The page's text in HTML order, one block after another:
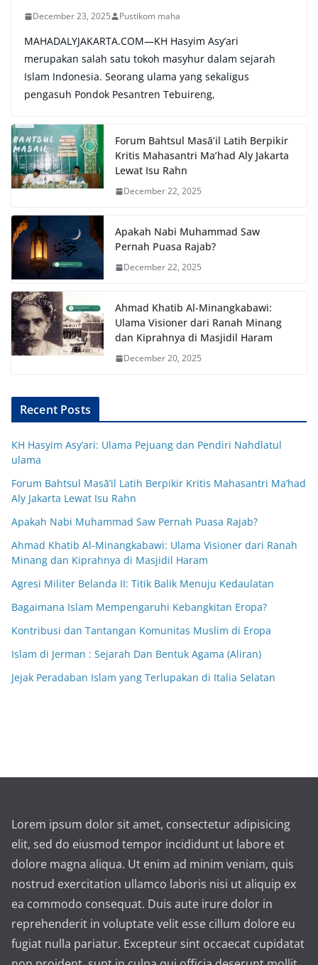
December 23, 2025 Pustikom maha
MAHADALYJAKARTA.COM—KH Hasyim Asy’ari
merupakan salah satu tokoh masyhur dalam sejarah
Islam Indonesia. Seorang ulama yang sekaligus
pengasuh Pondok Pesantren Tebuireng,
Forum Bahtsul Masā’il Latih Berpikir
Kritis Mahasantri Ma’had Aly Jakarta
Lewat Isu Rahn
December 22, 2025
Apakah Nabi Muhammad Saw
Pernah Puasa Rajab?
December 22, 2025
Ahmad Khatib Al-Minangkabawi:
Ulama Visioner dari Ranah Minang
dan Kiprahnya di Masjidil Haram
December 20, 2025
Recent Posts
KH Hasyim Asy’ari: Ulama Pejuang dan Pendiri Nahdlatul
ulama
Forum Bahtsul Masā’il Latih Berpikir Kritis Mahasantri Ma’had
Aly Jakarta Lewat Isu Rahn
Apakah Nabi Muhammad Saw Pernah Puasa Rajab?
Ahmad Khatib Al-Minangkabawi: Ulama Visioner dari Ranah
Minang dan Kiprahnya di Masjidil Haram
Agresi Militer Belanda II: Titik Balik Menuju Kedaulatan
Bagaimana Islam Mempengaruhi Kebangkitan Eropa?
Kontribusi dan Tantangan Komunitas Muslim di Eropa
Islam di Jerman : Sejarah Dan Bentuk Agama (Aliran)
Jejak Peradaban Islam yang Terlupakan di Italia Selatan
Lorem ipsum dolor sit amet, consectetur adipisicing
elit, sed do eiusmod tempor incididunt ut labore et
dolore magna aliqua. Ut enim ad minim veniam, quis
nostrud exercitation ullamco laboris nisi ut aliquip ex
ea commodo consequat. Duis aute irure dolor in
reprehenderit in voluptate velit esse cillum dolore eu
fugiat nulla pariatur. Excepteur sint occaecat cupidatat